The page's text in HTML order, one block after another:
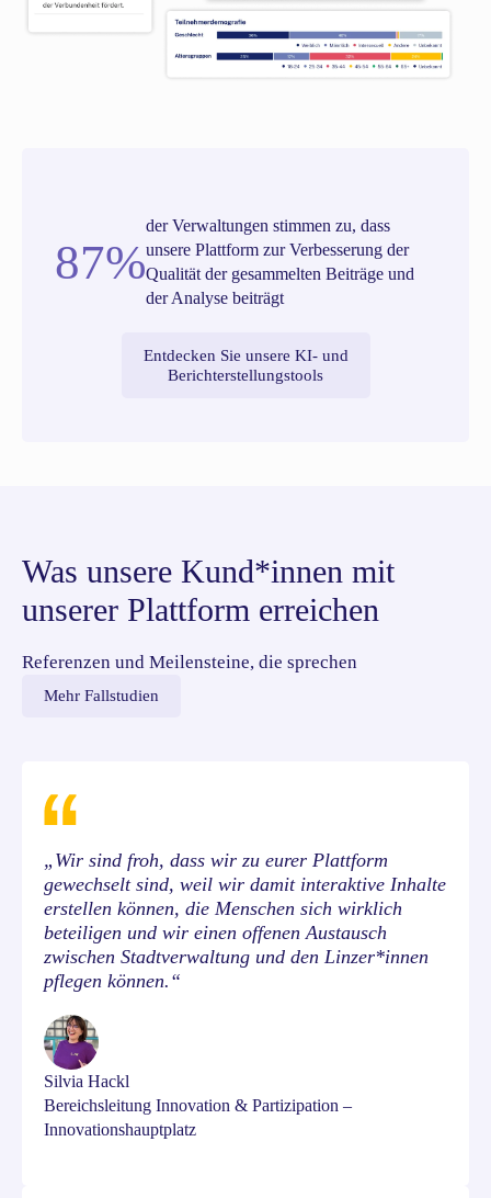
87%
der Verwaltungen stimmen zu, dass
unsere Plattform zur Verbesserung der
Qualität der gesammelten Beiträge und
der Analyse beiträgt
Entdecken Sie unsere KI- und
Berichterstellungstools
Was unsere Kund*innen mit
unserer Plattform erreichen
Referenzen und Meilensteine, die sprechen
Mehr Fallstudien
„Wir sind froh, dass wir zu eurer Plattform
gewechselt sind, weil wir damit interaktive Inhalte
erstellen können, die Menschen sich wirklich
beteiligen und wir einen offenen Austausch
zwischen Stadtverwaltung und den Linzer*innen
pflegen können.“
Silvia Hackl
Bereichsleitung Innovation & Partizipation –
Innovationshauptplatz